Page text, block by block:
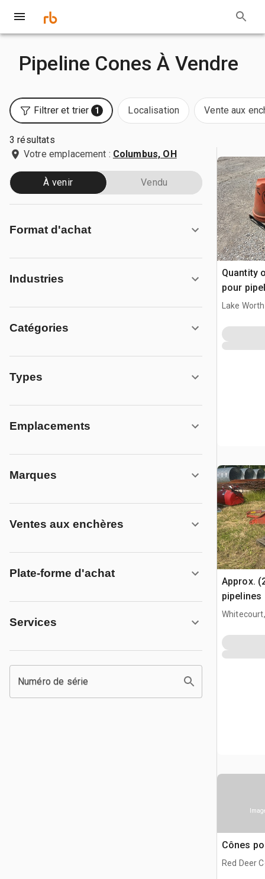
Pipeline Cones À Vendre
Filtrer et trier 1 Localisation Vente aux
3 résultats
Votre emplacement : Columbus, OH
À venir Vendu
Format d'achat
Industries
Catégories
Types
Emplacements
Marques
Ventes aux enchères
Plate-forme d'achat
Services
Numéro de série
Quantity
pour
Lake
Approx.
pipelines
Cônes
Red Deer